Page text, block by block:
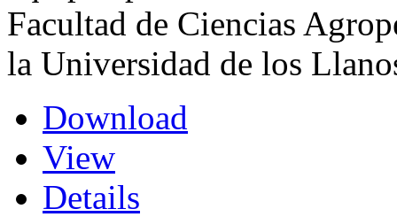
Facultad de Ciencias
la Universidad de los
Download
View
Details